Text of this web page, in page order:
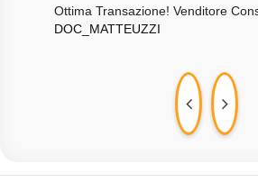
Ottima Transazione! Venditore
DOC_MATTEUZZI